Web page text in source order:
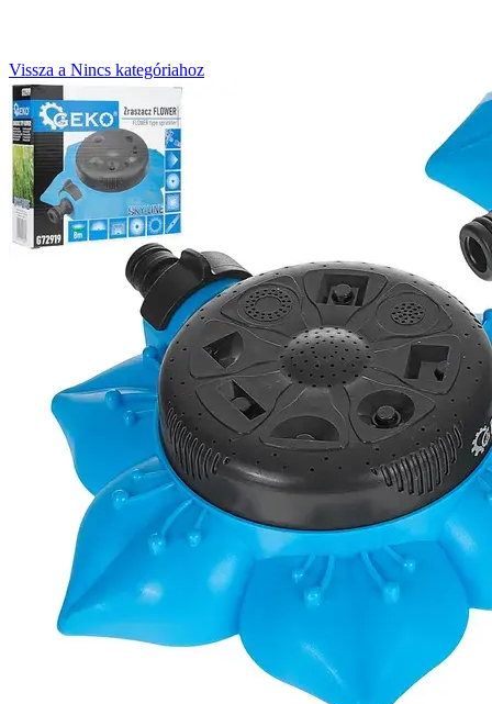
Vissza a Nincs kategóriahoz